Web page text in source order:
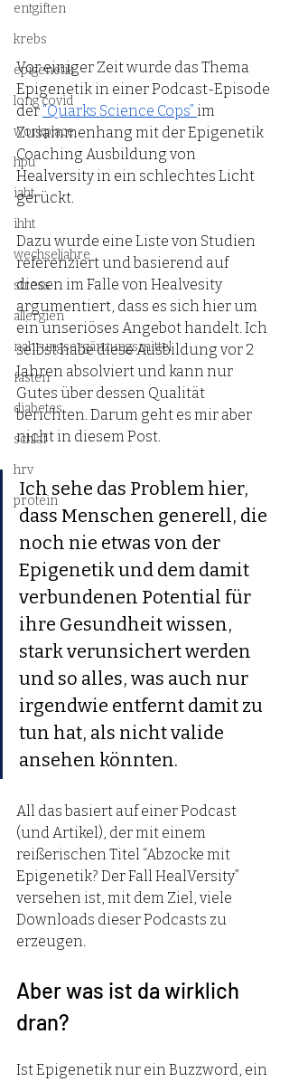
entgiften
krebs
epigenetik
long covid
workplace
hpu
iaht
ihht
wechseljahre
stress
allergien
nahrungsergänzungsmittel
fasten
diabetes
schlaf
hrv
protein
Vor einiger Zeit wurde das Thema
Epigenetik in einer Podcast-Episode
der “Quarks Science Cops” im
Zusammenhang mit der Epigenetik
Coaching Ausbildung von
Healversity in ein schlechtes Licht
gerückt.
Dazu wurde eine Liste von Studien
referenziert und basierend auf
diesen im Falle von Healvesity
argumentiert, dass es sich hier um
ein unseriöses Angebot handelt. Ich
selbst habe diese Ausbildung vor 2
Jahren absolviert und kann nur
Gutes über dessen Qualität
berichten. Darum geht es mir aber
nicht in diesem Post.
Ich sehe das Problem hier,
dass Menschen generell, die
noch nie etwas von der
Epigenetik und dem damit
verbundenen Potential für
ihre Gesundheit wissen,
stark verunsichert werden
und so alles, was auch nur
irgendwie entfernt damit zu
tun hat, als nicht valide
ansehen könnten.
All das basiert auf einer Podcast
(und Artikel), der mit einem
reißerischen Titel “Abzocke mit
Epigenetik? Der Fall HealVersity”
versehen ist, mit dem Ziel, viele
Downloads dieser Podcasts zu
erzeugen.
Aber was ist da wirklich
dran?
Ist Epigenetik nur ein Buzzword, ein